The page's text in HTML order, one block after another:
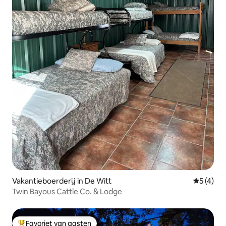
Vakantieboerderij in De Witt
5 (4)
Twin Bayous Cattle Co. & Lodge
Favoriet van gasten